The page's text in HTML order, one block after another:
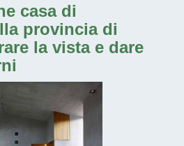
casa di
provincia di
la vista e dare